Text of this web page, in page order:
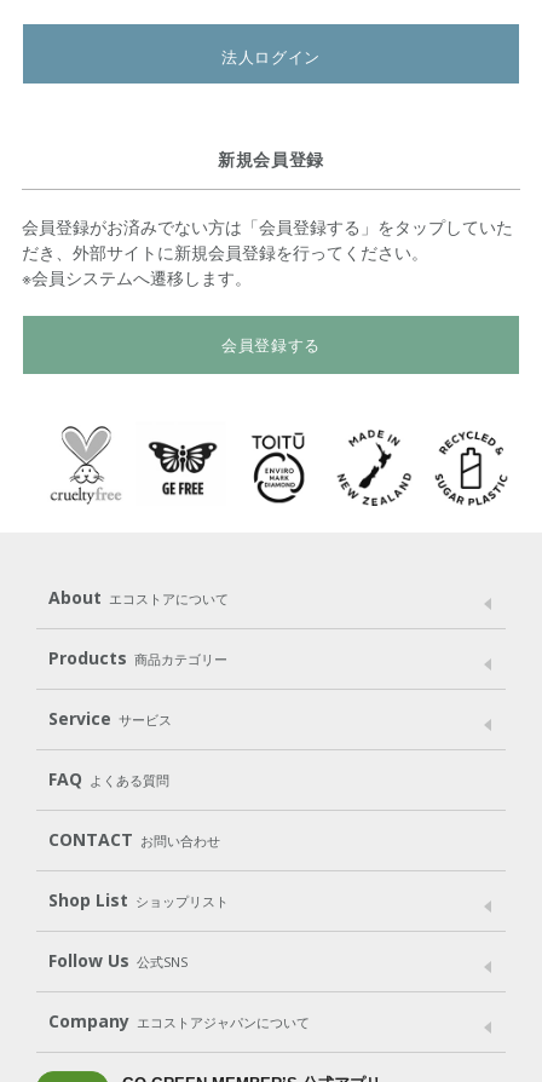
法人ログイン
新規会員登録
会員登録がお済みでない方は「会員登録する」をタップしていた
だき、外部サイトに新規会員登録を行ってください。
※会員システムへ遷移します。
会員登録する
About エコストアについて
メッセージ ブランドストーリー
パッケージへのこだわり
動物実験をしない
Products 商品カテゴリー
Laundry
Cleaning Baby Kids
Body（ボディ） Hair（ヘア） Oral care（オーラルケア）
Goods （グッズ）
Gift set
Service サービス
User Guide
Subscription（定期便）
FAQ よくある質問
CONTACT お問い合わせ
Shop List ショップリスト
Shop List
Follow Us 公式SNS
LINE＠ Instagram Facebook
Company エコストアジャパンについて
会社案内 ご利用規約 プライバシーポリシー